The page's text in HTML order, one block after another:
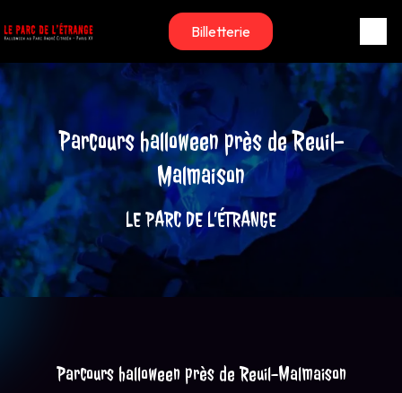
Billetterie
Parcours halloween près de Reuil-
Malmaison
LE PARC DE L’ÉTRANGE
Parcours halloween près de Reuil-Malmaison
Panneau de gestion des cookies